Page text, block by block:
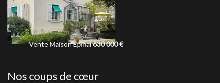
VenteMaisonÉpinal630 000€
Nos coups de cœur